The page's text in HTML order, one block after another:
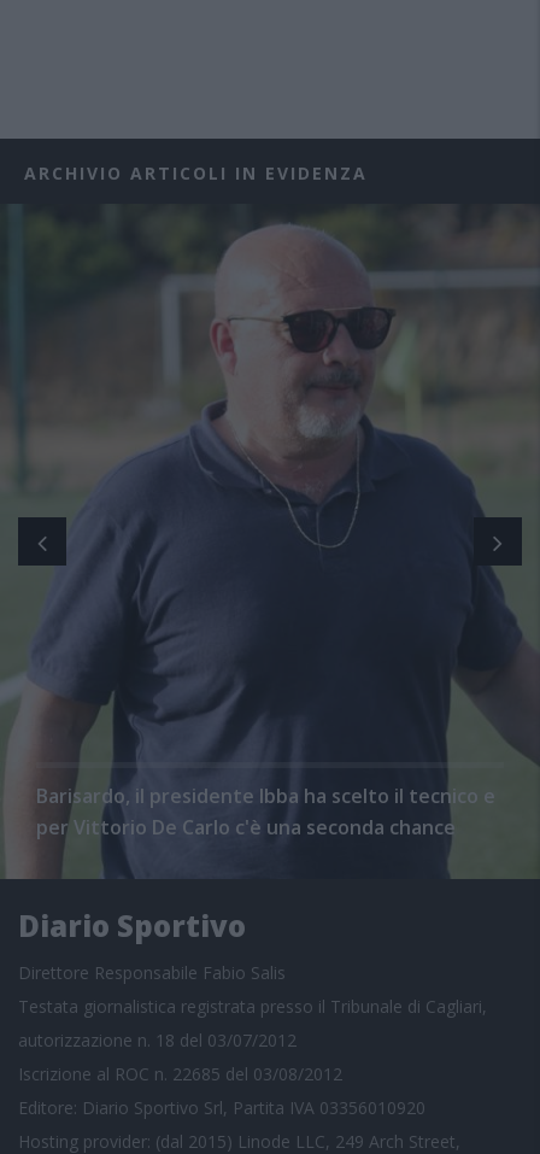
ARCHIVIO ARTICOLI IN EVIDENZA
Barisardo, il presidente Ibba ha scelto il tecnico e
per Vittorio De Carlo c'è una seconda chance
Diario Sportivo
Direttore Responsabile Fabio Salis
Testata giornalistica registrata presso il Tribunale di Cagliari,
autorizzazione n. 18 del 03/07/2012
Iscrizione al ROC n. 22685 del 03/08/2012
Editore: Diario Sportivo Srl, Partita IVA 03356010920
Hosting provider: (dal 2015) Linode LLC, 249 Arch Street,